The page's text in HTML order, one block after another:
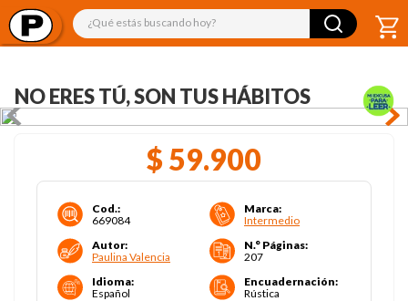
¿Qué estás buscando hoy?
NO ERES TÚ, SON TUS HÁBITOS
$ 59.900
Cod.:
669084
Marca:
Intermedio
Autor:
Paulina Valencia
N.° Páginas:
207
Idioma:
Español
Encuadernación:
Rústica